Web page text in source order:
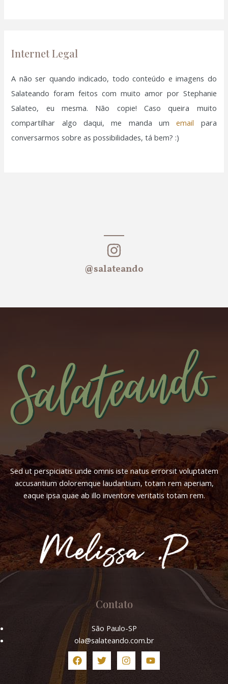
r
Internet Legal
A não ser quando indicado, todo conteúdo e imagens do
Salateando foram feitos com muito amor por Stephanie
Salateo, eu mesma. Não copie! Caso queira muito
compartilhar algo daqui, me manda umemail para
conversarmos sobre as possibilidades, tá bem? :)
@salateando
Sed ut perspiciatis unde omnis iste natus errorsit voluptatem
accusantium doloremque laudantium, totam rem aperiam,
eaque ipsa quae ab illo inventore veritatis totam rem.
Contato
São Paulo-SP
ola@salateando.com.br